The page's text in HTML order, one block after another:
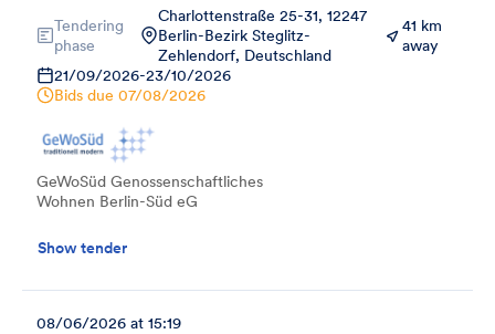
Tendering
phase
Charlottenstraße 25-31, 12247
Berlin-Bezirk Steglitz-
Zehlendorf, Deutschland
41 km
away
21/09/2026-23/10/2026
Bids due 07/08/2026
GeWoSüd Genossenschaftliches
Wohnen Berlin-Süd eG
Show tender
08/06/2026 at 15:19